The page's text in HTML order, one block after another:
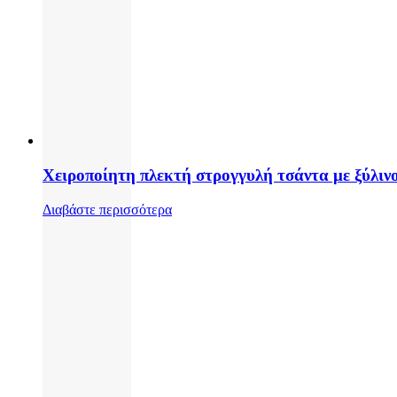
Χειροποίητη πλεκτή στρογγυλή τσάντα με
Διαβάστε περισσότερα